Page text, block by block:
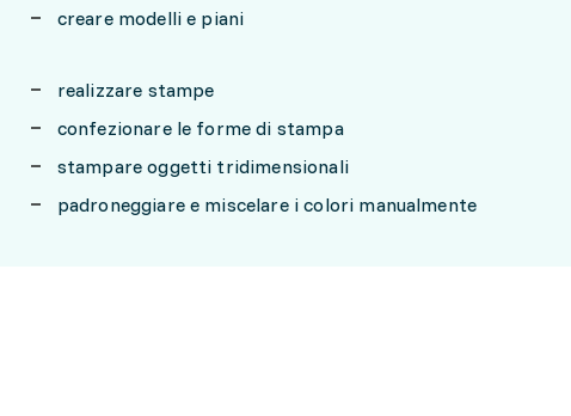
creare modelli e piani
realizzare stampe
confezionare le forme di stampa
stampare oggetti tridimensionali
padroneggiare e miscelare i colori manualmente